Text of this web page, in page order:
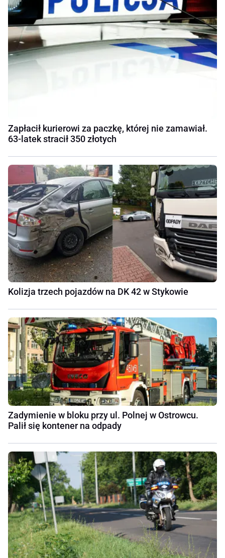
Zapłacił kurierowi za paczkę, której nie zamawiał.
63-latek stracił 350 złotych
Kolizja trzech pojazdów na DK 42 w Stykowie
Zadymienie w bloku przy ul. Polnej w Ostrowcu.
Palił się kontener na odpady